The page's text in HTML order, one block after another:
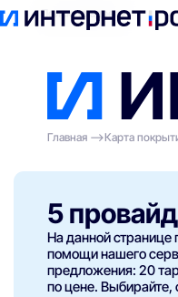
Поиск по адресу
Главная
Карта
5
На данной
помощи нашего
предложения: 20
по цене. Выбирайте,